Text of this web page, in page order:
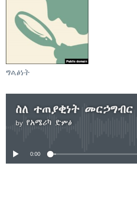
ግልፅነት
ስለ ተጠያቂነት መርኃግብር
by የአሜሪካ ድምፅ
No media source
0:00